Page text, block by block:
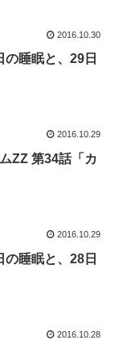
2016.10.30
睡眠と、29日
2016.10.29
ZZ 第34話「カ
2016.10.29
睡眠と、28日
2016.10.28